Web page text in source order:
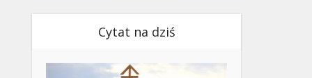
Cytat na dziś